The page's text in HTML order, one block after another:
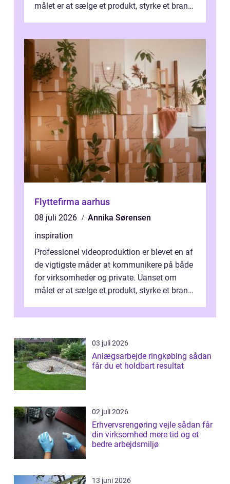
målet er at sælge et produkt, styrke et brand,
Flyttefirma aarhus
08 juli 2026
Annika Sørensen
inspiration
Professionel videoproduktion er blevet en af
de vigtigste måder at kommunikere på både
for virksomheder og private. Uanset om
målet er at sælge et produkt, styrke et brand,
03 juli 2026
Anlægsarbejde ringkøbing sådan
får du et holdbart resultat
02 juli 2026
Erhvervsrengøring vejle sådan får
din virksomhed mere tid og et
bedre arbejdsmiljø
13 juni 2026